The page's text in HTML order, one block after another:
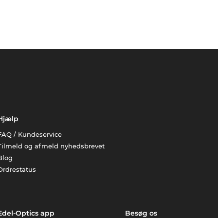
/ Kundeservice
og afmeld nyhedsbrevet
Optics app Besøg os